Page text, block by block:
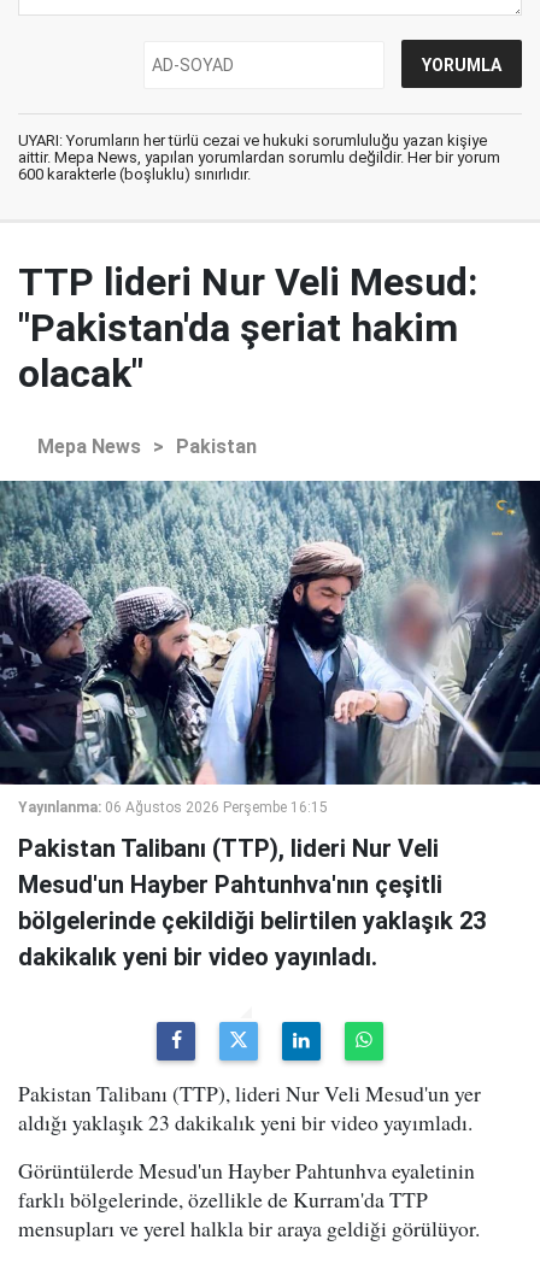
UYARI: Yorumların her türlü cezai ve hukuki sorumluluğu yazan kişiye
aittir. Mepa News, yapılan yorumlardan sorumlu değildir. Her bir yorum
600 karakterle (boşluklu) sınırlıdır.
TTP lideri Nur Veli Mesud:
"Pakistan'da şeriat hakim
olacak"
Mepa News > Pakistan
Yayınlanma: 06 Ağustos 2026 Perşembe 16:15
Pakistan Talibanı (TTP), lideri Nur Veli
Mesud'un Hayber Pahtunhva'nın çeşitli
bölgelerinde çekildiği belirtilen yaklaşık 23
dakikalık yeni bir video yayınladı.
Pakistan Talibanı (TTP), lideri Nur Veli Mesud'un yer
aldığı yaklaşık 23 dakikalık yeni bir video yayımladı.
Görüntülerde Mesud'un Hayber Pahtunhva eyaletinin
farklı bölgelerinde, özellikle de Kurram'da TTP
mensupları ve yerel halkla bir araya geldiği görülüyor.